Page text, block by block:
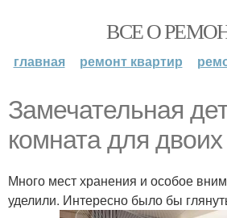
ВСЕ О
главная ремонт квартир
Замечательная
комната для
Много мест хранения и особое
уделили. Интересно было бы